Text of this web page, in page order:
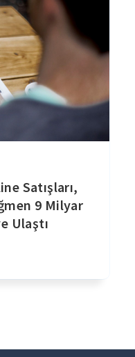
Satışları,
9 Milyar
Ulaştı